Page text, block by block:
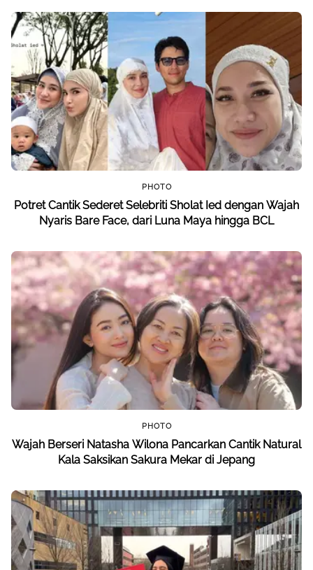
PHOTO
Potret Cantik Sederet Selebriti Sholat Ied dengan Wajah
Nyaris Bare Face, dari Luna Maya hingga BCL
PHOTO
Wajah Berseri Natasha Wilona Pancarkan Cantik Natural
Kala Saksikan Sakura Mekar di Jepang